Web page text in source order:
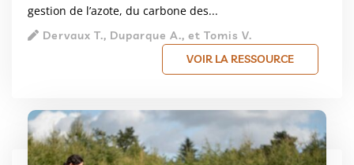
gestion de l’azote, du carbone des...
Dervaux T., Duparque A., et Tomis V.
VOIR LA RESSOURCE